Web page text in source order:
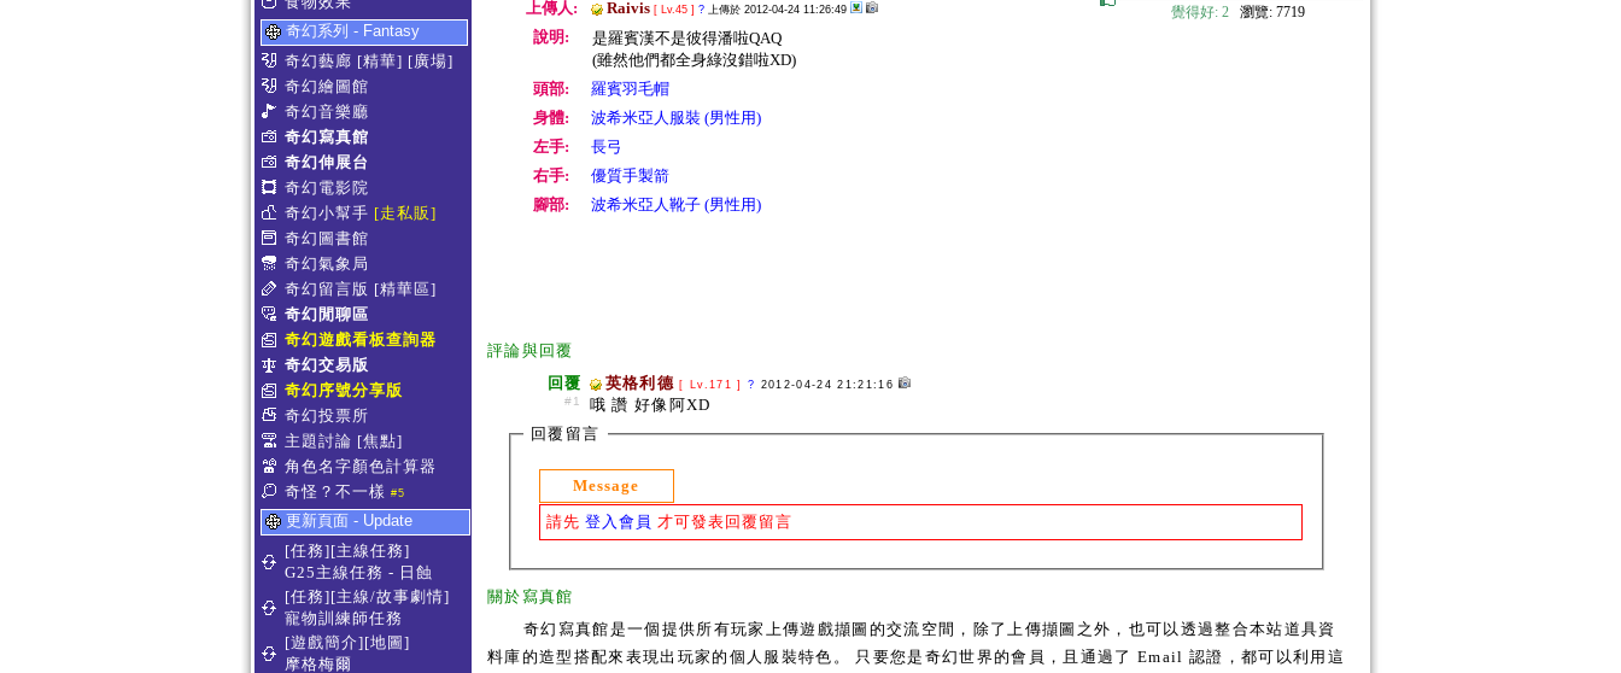
奇幻系列 - Fantasy
奇幻藝廊 [精華] [廣場]
奇幻繪圖館
奇幻音樂廳
奇幻寫真館
奇幻伸展台
奇幻電影院
奇幻小幫手 [走私販]
奇幻圖書館
奇幻氣象局
奇幻留言版 [精華區]
奇幻閒聊區
奇幻遊戲看板查詢器
奇幻交易版
奇幻序號分享版
奇幻投票所
主題討論 [焦點]
角色名字顏色計算器
奇怪？不一樣 #5
更新頁面 - Update
[任務][主線任務]
G25主線任務 - 日蝕
[任務][主線/故事劇情]
寵物訓練師任務
[遊戲簡介][地圖]
摩格梅爾
覺得好: 2 瀏覽: 7719
上傳人: Raivis [ Lv.45 ] ? 上傳於 2012-04-24 11:26:49
說明:
是羅賓漢不是彼得潘啦QAQ
(雖然他們都全身綠沒錯啦XD)
頭部:
羅賓羽毛帽
身體:
波希米亞人服裝 (男性用)
左手:
長弓
右手:
優質手製箭
腳部:
波希米亞人靴子 (男性用)
評論與回覆
回覆
#1
英格利德[ Lv.171 ] ? 2012-04-24 21:21:16
哦 讚 好像阿XD
回覆留言
Message
請先 登入會員 才可發表回覆留言
關於寫真館
奇幻寫真館是一個提供所有玩家上傳遊戲擷圖的交流空間，除了上傳擷圖之外，也可以透過整合本站道具資
料庫的造型搭配來表現出玩家的個人服裝特色。 只要您是奇幻世界的會員，且通過了 Email 認證，都可以利用這